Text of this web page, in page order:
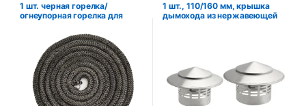
1 шт. черная горелка/
огнеупорная горелка для
длина 2 м, горелка для
бревен, огнестойкая дверная
горелка с высокой
температурой
1 шт., 110/160 мм, крышка
дымохода из нержавеющей